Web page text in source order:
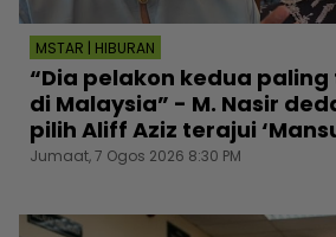
MSTAR | HIBURAN
“Dia pelakon kedua
di Malaysia” - M. Nasir
pilih Aliff Aziz terajui
Jumaat, 7 Ogos 2026 8:30 PM